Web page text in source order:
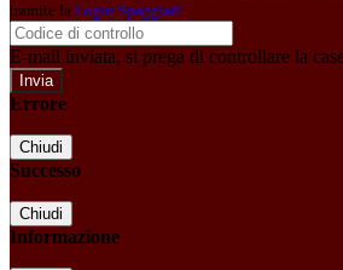
tramite la Login Spaggiari
E-mail inviata, si prega di controllare la
Errore
Chiudi
Successo
Chiudi
Informazione